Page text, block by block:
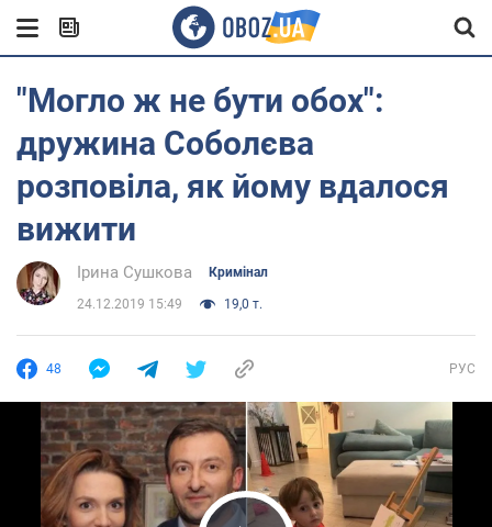
"Могло ж не бути обох":
дружина Соболєва
розповіла, як йому вдалося
вижити
Ірина Сушкова Кримінал
24.12.2019 15:49 19,0 т.
48 РУС